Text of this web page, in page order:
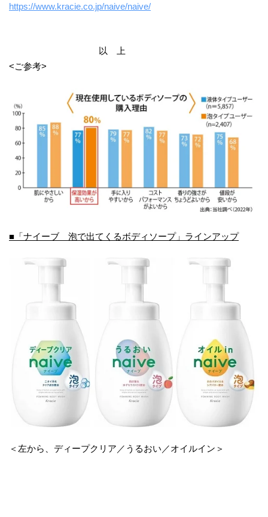
https://www.kracie.co.jp/naive/naive/
以 上
<ご参考>
■「ナイーブ 泡で出てくるボディソープ」ラインアップ
＜左から、ディープクリア／うるおい／オイルイン＞